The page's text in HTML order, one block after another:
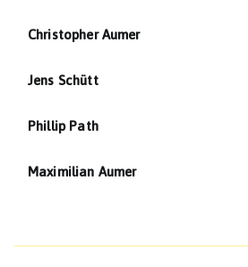
Christopher Aumer
Jens Schütt
Phillip Path
Maximilian Aumer